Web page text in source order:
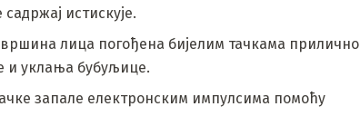
истискује.
лица погођена бијелим тачкама прилично
и уклања бубуљице.
запале електронским импулсима помоћу